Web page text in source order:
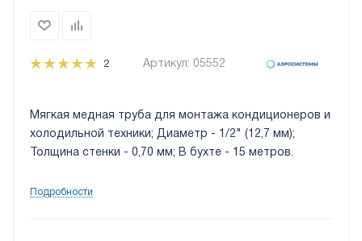
2 Артикул: 05552
Мягкая медная труба для монтажа кондиционеров и
холодильной техники; Диаметр - 1/2" (12,7 мм);
Толщина стенки - 0,70 мм; В бухте - 15 метров.
Подробности